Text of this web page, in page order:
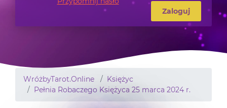
Zaloguj
WróżbyTarot.Online
Księżyc
Pełnia Robaczego Księżyca 25 marca 2024 r.